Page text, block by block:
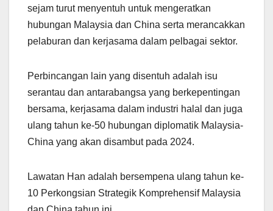
sejam turut menyentuh untuk mengeratkan
hubungan Malaysia dan China serta merancakkan
pelaburan dan kerjasama dalam pelbagai sektor.
Perbincangan lain yang disentuh adalah isu
serantau dan antarabangsa yang berkepentingan
bersama, kerjasama dalam industri halal dan juga
ulang tahun ke-50 hubungan diplomatik Malaysia-
China yang akan disambut pada 2024.
Lawatan Han adalah bersempena ulang tahun ke-
10 Perkongsian Strategik Komprehensif Malaysia